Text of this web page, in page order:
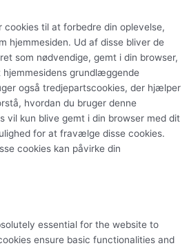
cookies til at forbedre din oplevelse,
hjemmesiden. Ud af disse bliver de
som nødvendige, gemt i din browser,
grundlæggende
også tredjepartscookies, der hjælper
hvordan du bruger denne
vil kun blive gemt i din browser med dit
for at fravælge disse cookies.
cookies kan påvirke din
essential for the website to
ensure basic functionalities and